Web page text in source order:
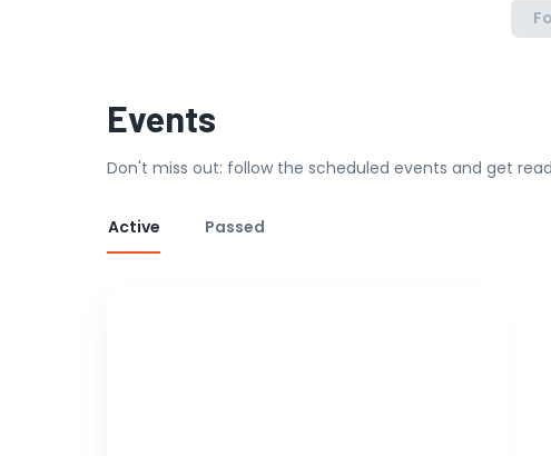
Events
Don't miss out: follow the scheduled events and get
Active Passed